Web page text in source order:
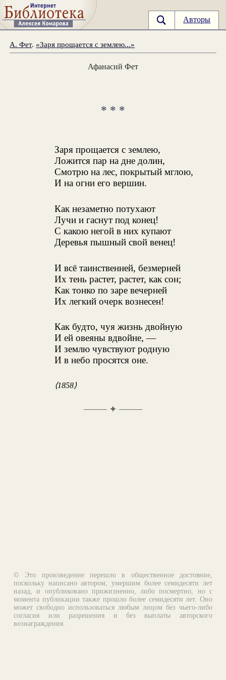
Авторы
А. Фет. «Заря прощается с землею...»
Афанасий Фет
* * *
Заря прощается с землею,
Ложится пар на дне долин,
Смотрю на лес, покрытый мглою,
И на огни его вершин.
Как незаметно потухают
Лучи и гаснут под конец!
С какою негой в них купают
Деревья пышный свой венец!
И всё таинственней, безмерней
Их тень растет, растет, как сон;
Как тонко по заре вечерней
Их легкий очерк вознесен!
Как будто, чуя жизнь двойную
И ей овеяны вдвойне, —
И землю чувствуют родную
И в небо просятся оне.
⟨1858⟩
✦
© Это произведение перешло в общественное достояние,
поскольку написано автором, умершим более семидесяти лет
назад, и опубликовано прижизненно, либо посмертно, но с
момента публикации также прошло более семидесяти лет. Оно
может свободно использоваться любым лицом без чьего-либо
согласия или разрешения и без выплаты авторского
вознаграждения.